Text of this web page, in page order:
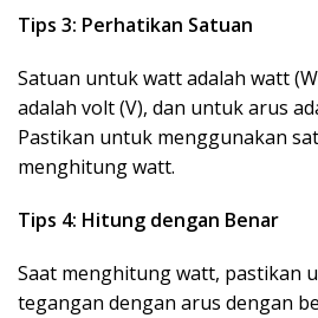
Tips 3: Perhatikan Satuan
Satuan untuk watt adalah watt
adalah volt (V), dan untuk arus
Pastikan untuk menggunakan
menghitung watt.
Tips 4: Hitung dengan Benar
Saat menghitung watt, pastikan
tegangan dengan arus dengan